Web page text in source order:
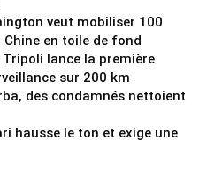
veut mobiliser 100
en toile de fond
lance la première
sur 200 km
des condamnés nettoient
hausse le ton et exige une